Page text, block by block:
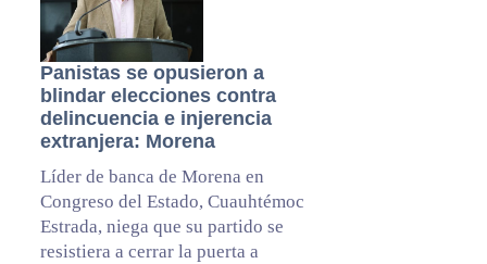
Panistas se opusieron a
blindar elecciones contra
delincuencia e injerencia
extranjera: Morena
Líder de banca de Morena en
Congreso del Estado, Cuauhtémoc
Estrada, niega que su partido se
resistiera a cerrar la puerta a